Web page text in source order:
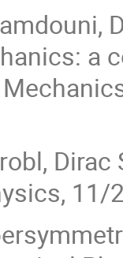
a
11/